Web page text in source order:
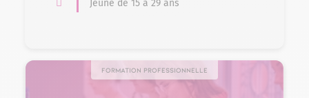
Jeune de 15 à 29 ans
Formation professionnelle